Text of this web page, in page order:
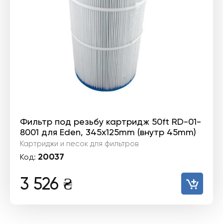
Фильтр под резьбу картридж 50ft RD-01-
8001 для Eden, 345х125mm (внутр 45mm)
Картриджи и песок для фильтров
Код: 20037
3 526 ₴